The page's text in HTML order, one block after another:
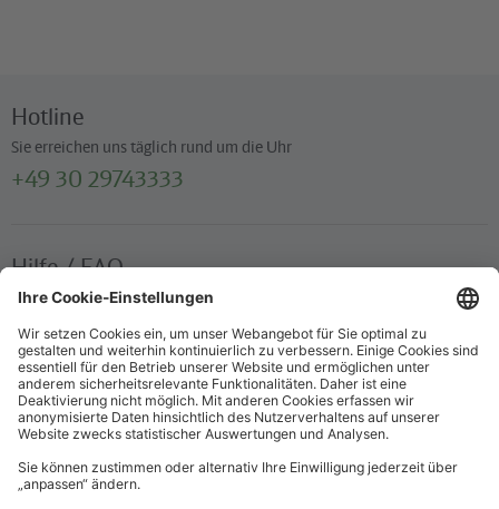
Hotline
Sie erreichen uns täglich rund um die Uhr
+49 30 29743333
Hilfe / FAQ
Die wichtigsten Antworten und Hilfestellungen für unterwegs
Verkaufsstellen
Ticketverkauf und persönliche Beratung